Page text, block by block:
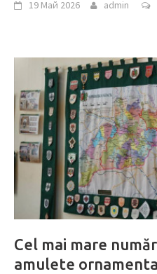
19 Май 2026 admin
Cel mai mare
amulete